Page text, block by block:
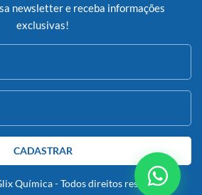
newsletter e receba informações
exclusivas!
CADASTRAR
Química - Todos direitos reservados